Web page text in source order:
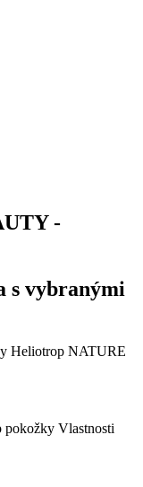
-
s vybranými
Heliotrop NATURE
pokožky Vlastnosti